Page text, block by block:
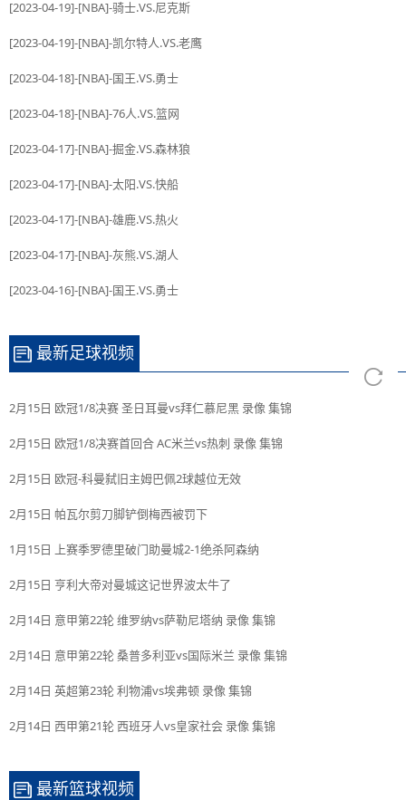
[2023-04-19]-[NBA]-骑士.VS.尼克斯
[2023-04-19]-[NBA]-凯尔特人.VS.老鹰
[2023-04-18]-[NBA]-国王.VS.勇士
[2023-04-18]-[NBA]-76人.VS.篮网
[2023-04-17]-[NBA]-掘金.VS.森林狼
[2023-04-17]-[NBA]-太阳.VS.快船
[2023-04-17]-[NBA]-雄鹿.VS.热火
[2023-04-17]-[NBA]-灰熊.VS.湖人
[2023-04-16]-[NBA]-国王.VS.勇士
最新足球视频
2月15日 欧冠1/8决赛 圣日耳曼vs拜仁慕尼黑 录像 集锦
2月15日 欧冠1/8决赛首回合 AC米兰vs热刺 录像 集锦
2月15日 欧冠-科曼弑旧主姆巴佩2球越位无效
2月15日 帕瓦尔剪刀脚铲倒梅西被罚下
1月15日 上赛季罗德里破门助曼城2-1绝杀阿森纳
2月15日 亨利大帝对曼城这记世界波太牛了
2月14日 意甲第22轮 维罗纳vs萨勒尼塔纳 录像 集锦
2月14日 意甲第22轮 桑普多利亚vs国际米兰 录像 集锦
2月14日 英超第23轮 利物浦vs埃弗顿 录像 集锦
2月14日 西甲第21轮 西班牙人vs皇家社会 录像 集锦
最新篮球视频